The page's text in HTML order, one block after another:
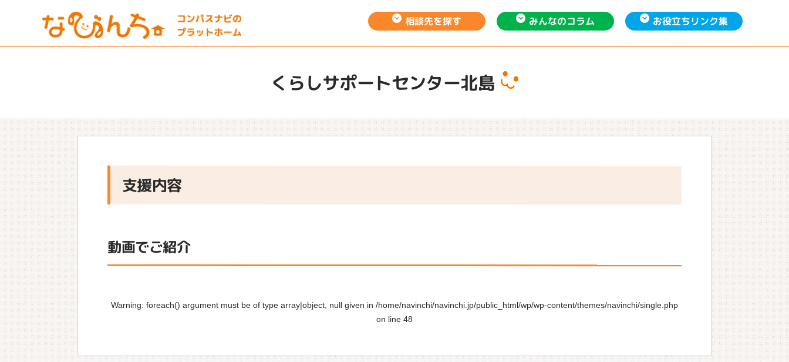
相談先を探す みんなのコラム お役立ちリンク集
くらしサポートセンター北島
支援内容
動画でご紹介
Warning: foreach() argument must be of type array|object, null given in /home/navinchi/navinchi.jp/public_html/wp/wp-content/themes/navinchi/single.php
on line 48